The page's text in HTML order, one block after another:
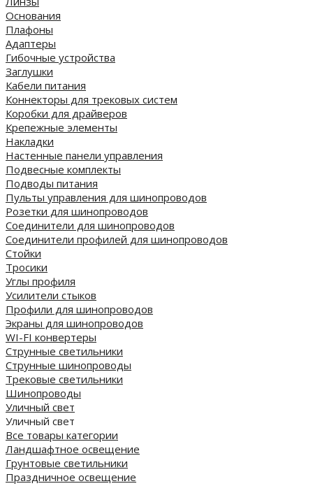
Основания
Плафоны
Адаптеры
Гибочные устройства
Заглушки
Кабели питания
Коннекторы для трековых систем
Коробки для драйверов
Крепежные элементы
Накладки
Настенные панели управления
Подвесные комплекты
Подводы питания
Пульты управления для шинопроводов
Розетки для шинопроводов
Соединители для шинопроводов
Соединители профилей для шинопроводов
Стойки
Тросики
Углы профиля
Усилители стыков
Профили для шинопроводов
Экраны для шинопроводов
WI-FI конвертеры
Струнные светильники
Струнные шинопроводы
Трековые светильники
Шинопроводы
Уличный свет
Уличный свет
Все товары категории
Ландшафтное освещение
Грунтовые светильники
Праздничное освещение